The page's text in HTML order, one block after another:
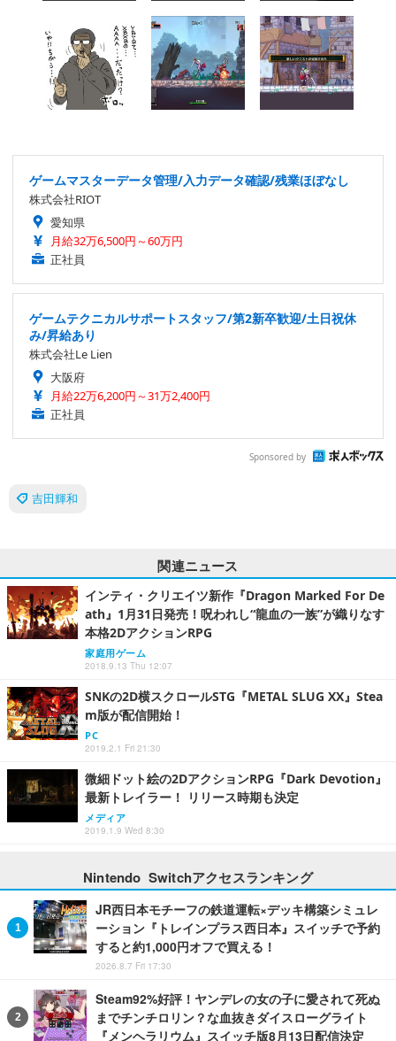
ゲームマスターデータ管理/入力データ確認/残業ほぼなし
株式会社RIOT
愛知県
月給32万6,500円～60万円
正社員
ゲームテクニカルサポートスタッフ/第2新卒歓迎/土日祝休
み/昇給あり
株式会社Le Lien
大阪府
月給22万6,200円～31万2,400円
正社員
Sponsored by
吉田輝和
関連ニュース
インティ・クリエイツ新作『Dragon Marked For De
ath』1月31日発売！呪われし“龍血の一族”が織りなす
本格2DアクションRPG
家庭用ゲーム
2018.9.13 Thu 12:07
SNKの2D横スクロールSTG『METAL SLUG XX』Stea
m版が配信開始！
PC
2019.2.1 Fri 21:30
微細ドット絵の2DアクションRPG『Dark Devotion』
最新トレイラー！ リリース時期も決定
メディア
2019.1.9 Wed 8:30
Nintendo Switchアクセスランキング
JR西日本モチーフの鉄道運転×デッキ構築シミュレ
ーション『トレインプラス西日本』スイッチで予約
すると約1,000円オフで買える！
2026.8.7 Fri 17:30
Steam92%好評！ヤンデレの女の子に愛されて死ぬ
までチンチロリン？な血抜きダイスローグライト
『メンヘラリウム』スイッチ版8月13日配信決定